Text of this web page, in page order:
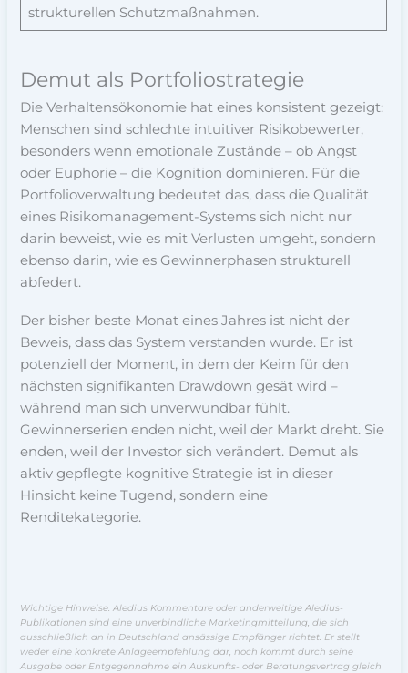
strukturellen Schutzmaßnahmen.
Demut als Portfoliostrategie
Die Verhaltensökonomie hat eines konsistent gezeigt:
Menschen sind schlechte intuitiver Risikobewerter,
besonders wenn emotionale Zustände – ob Angst
oder Euphorie – die Kognition dominieren. Für die
Portfolioverwaltung bedeutet das, dass die Qualität
eines Risikomanagement-Systems sich nicht nur
darin beweist, wie es mit Verlusten umgeht, sondern
ebenso darin, wie es Gewinnerphasen strukturell
abfedert.
Der bisher beste Monat eines Jahres ist nicht der
Beweis, dass das System verstanden wurde. Er ist
potenziell der Moment, in dem der Keim für den
nächsten signifikanten Drawdown gesät wird –
während man sich unverwundbar fühlt.
Gewinnerserien enden nicht, weil der Markt dreht. Sie
enden, weil der Investor sich verändert. Demut als
aktiv gepflegte kognitive Strategie ist in dieser
Hinsicht keine Tugend, sondern eine
Renditekategorie.
Wichtige Hinweise: Aledius Kommentare oder anderweitige Aledius-
Publikationen sind eine unverbindliche Marketingmitteilung, die sich
ausschließlich an in Deutschland ansässige Empfänger richtet. Er stellt
weder eine konkrete Anlageempfehlung dar, noch kommt durch seine
Ausgabe oder Entgegennahme ein Auskunfts- oder Beratungsvertrag gleich